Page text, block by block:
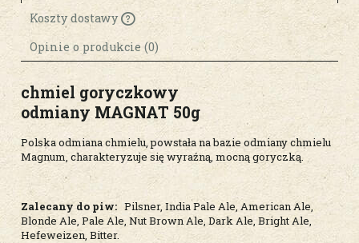
Koszty dostawy
Cena nie zawiera ewentualnych kosztów
płatności
Opinie o produkcie (0)
chmiel goryczkowy
odmiany MAGNAT 50g
Polska odmiana chmielu, powstała na bazie odmiany chmielu
Magnum, charakteryzuje się wyraźną, mocną goryczką.
Zalecany do piw: Pilsner, India Pale Ale, American Ale,
Blonde Ale, Pale Ale, Nut Brown Ale, Dark Ale, Bright Ale,
Hefeweizen, Bitter.